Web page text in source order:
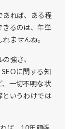
あれば、ある程
きるのは、年単
ませんね。
強さ、
に関する知
一切不明な状
というわけでは